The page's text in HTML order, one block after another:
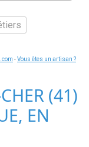
-Vous êtes un artisan ?
(41)
EN